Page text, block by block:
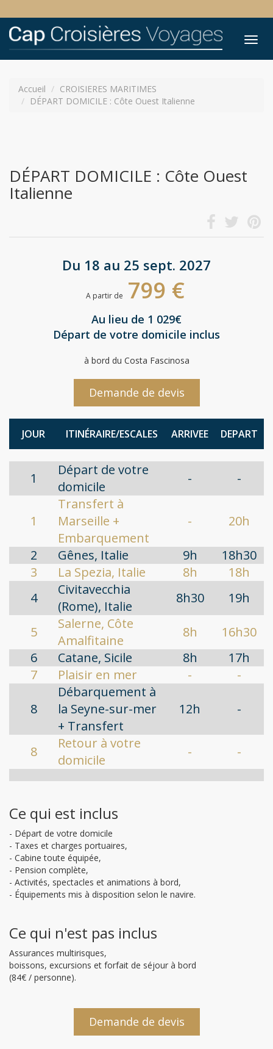
Accueil
CROISIERES MARITIMES
DÉPART DOMICILE : Côte Ouest Italienne
DÉPART DOMICILE : Côte Ouest
Italienne
Du 18 au 25 sept. 2027
A partir de 799 €
Au lieu de 1 029€
Départ de votre domicile inclus
à bord du Costa Fascinosa
Demande de devis
JOUR ITINÉRAIRE/ESCALES ARRIVEE DEPART
1
Départ de votre
domicile
- -
1
Transfert à
Marseille +
Embarquement
- 20h
2 Gênes, Italie 9h
18h30
3
La Spezia, Italie 8h
18h
4
Civitavecchia
(Rome), Italie
8h30 19h
5
Salerne, Côte
Amalfitaine
8h
16h30
6
Catane, Sicile 8h
17h
7
Plaisir en mer - -
8
Débarquement à
la Seyne-sur-mer
+ Transfert
12h -
8
Retour à votre
domicile
- -
Ce qui est inclus
- Départ de votre domicile
- Taxes et charges portuaires,
- Cabine toute équipée,
- Pension complète,
- Activités, spectacles et animations à bord,
- Équipements mis à disposition selon le navire.
Ce qui n'est pas inclus
Assurances multirisques,
boissons, excursions et forfait de séjour à bord
(84€ / personne).
Demande de devis